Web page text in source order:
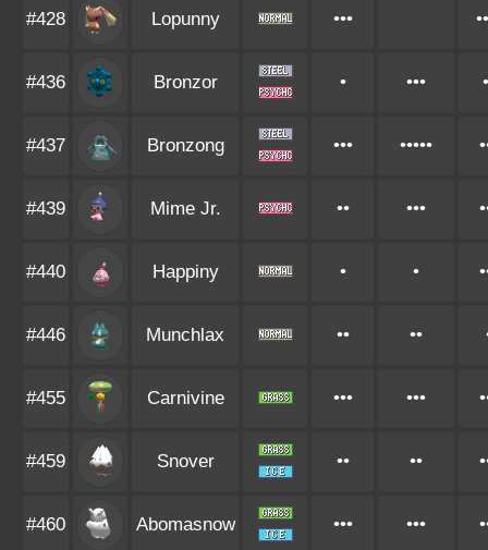
#428 Lopunny •••
#436 Bronzor • •••
#437 Bronzong ••• •••••
#439 Mime Jr. •• •••
#440 Happiny • •
#446 Munchlax •• ••
#455 Carnivine ••• •••
#459 Snover •• ••
#460 Abomasnow ••• •••